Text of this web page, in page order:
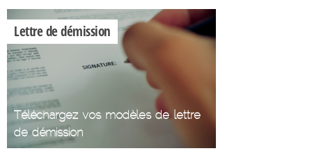
Lettre de démission
Téléchargez vos modèles de lettre
de démission